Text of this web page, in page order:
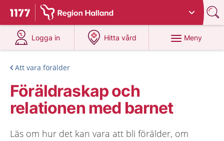
Till startsidan för 1177
Du har valt region Halland
Logga in
på 1177.se
Hitta vård
på 1177.se
Meny
Att vara förälder
Föräldraskap och
relationen med barnet
Läs om hur det kan vara att bli förälder, om